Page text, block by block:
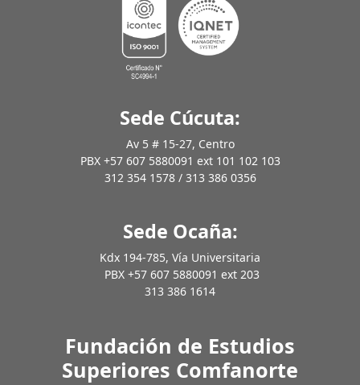
Sede Cúcuta:
Av 5 # 15-27, Centro
PBX +57 607 5880091 ext 101 102 103
312 354 1578 / 313 386 0356
Sede Ocaña:
Kdx 194-785, Vía Universitaria
PBX +57 607 5880091 ext 203
313 386 1614
Fundación de Estudios
Superiores Comfanorte